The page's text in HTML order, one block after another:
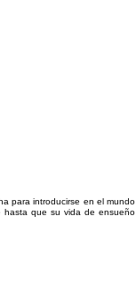
para introducirse en el mundo
hasta que su vida de ensueño